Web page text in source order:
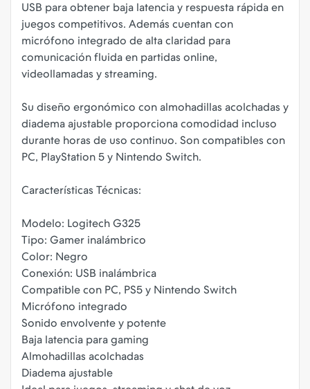
USB para obtener baja latencia y respuesta rápida en
juegos competitivos. Además cuentan con
micrófono integrado de alta claridad para
comunicación fluida en partidas online,
videollamadas y streaming.
Su diseño ergonómico con almohadillas acolchadas y
diadema ajustable proporciona comodidad incluso
durante horas de uso continuo. Son compatibles con
PC, PlayStation 5 y Nintendo Switch.
Características Técnicas:
Modelo: Logitech G325
Tipo: Gamer inalámbrico
Color: Negro
Conexión: USB inalámbrica
Compatible con PC, PS5 y Nintendo Switch
Micrófono integrado
Sonido envolvente y potente
Baja latencia para gaming
Almohadillas acolchadas
Diadema ajustable